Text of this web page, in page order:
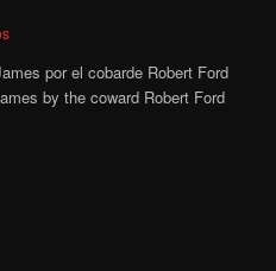
por el cobarde Robert Ford
by the coward Robert Ford